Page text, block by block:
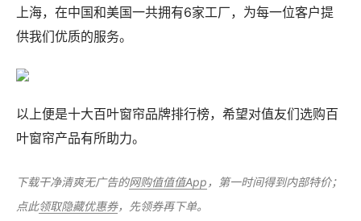
上海，在中国和美国一共拥有6家工厂，为每一位客户提
供我们优质的服务。
以上便是十大百叶窗帘品牌排行榜，希望对值友们选购百
叶窗帘产品有所助力。
下载干净清爽无广告的网购值值值App ，第一时间得到内部特价；
点此领取隐藏优惠券，先领券再下单。